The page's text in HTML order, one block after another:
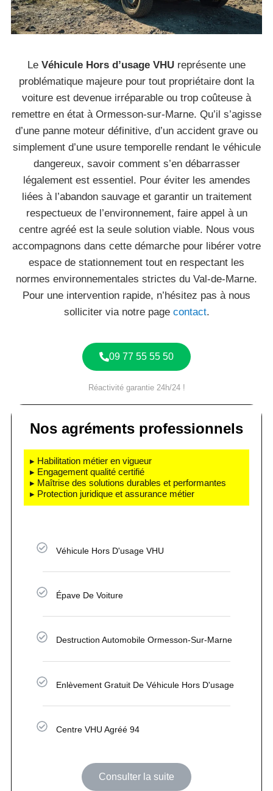
Le Véhicule Hors d’usage VHU représente une
problématique majeure pour tout propriétaire dont la
voiture est devenue irréparable ou trop coûteuse à
remettre en état à Ormesson-sur-Marne. Qu’il s’agisse
d’une panne moteur définitive, d’un accident grave ou
simplement d’une usure temporelle rendant le véhicule
dangereux, savoir comment s’en débarrasser
légalement est essentiel. Pour éviter les amendes
liées à l’abandon sauvage et garantir un traitement
respectueux de l’environnement, faire appel à un
centre agréé est la seule solution viable. Nous vous
accompagnons dans cette démarche pour libérer votre
espace de stationnement tout en respectant les
normes environnementales strictes du Val-de-Marne.
Pour une intervention rapide, n’hésitez pas à nous
solliciter via notre page contact.
09 77 55 55 50
Réactivité garantie 24h/24 !
Nos agréments professionnels
▸ Habilitation métier en vigueur
▸ Engagement qualité certifié
▸ Maîtrise des solutions durables et performantes
▸ Protection juridique et assurance métier
Véhicule Hors D'usage VHU
Épave De Voiture
Destruction Automobile Ormesson-Sur-Marne
Enlèvement Gratuit De Véhicule Hors D'usage
Centre VHU Agréé 94
Consulter la suite